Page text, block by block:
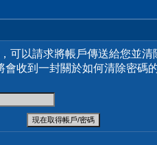
可以請求將帳戶傳送給您並
收到一封關於如何清除密碼